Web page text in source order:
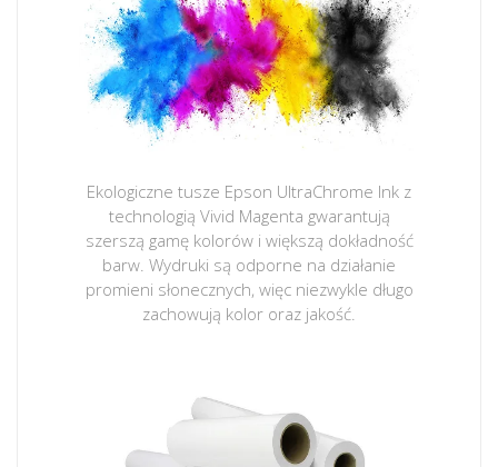
Ekologiczne tusze Epson UltraChrome Ink z
technologią Vivid Magenta gwarantują
szerszą gamę kolorów i większą dokładność
barw. Wydruki są odporne na działanie
promieni słonecznych, więc niezwykle długo
zachowują kolor oraz jakość.